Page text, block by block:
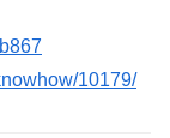
10179/